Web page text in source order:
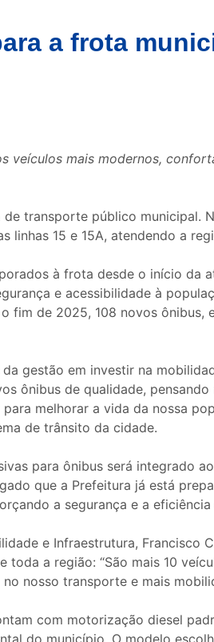
a frota
veículos mais modernos,
transporte público
15 e 15A, atendendo a
à frota desde o início da
e acessibilidade à
fim de 2025, 108 novos
gestão em investir na
ônibus de qualidade,
melhorar a vida da nossa
de trânsito da cidade.
para ônibus será integrado
que a Prefeitura já está
a segurança e a
e Infraestrutura, Francisco
a região: “São mais 10
nosso transporte e mais
com motorização diesel